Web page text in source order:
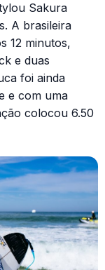
Sakura
A brasileira
12 minutos,
e duas
foi ainda
e com uma
colocou 6.50